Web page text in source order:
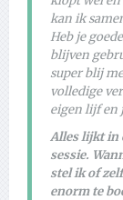
kan ik
Heb je
blijven
super blij
volledige
eigen lijf en
Alles lijkt in
sessie.
stel ik of
enorm te